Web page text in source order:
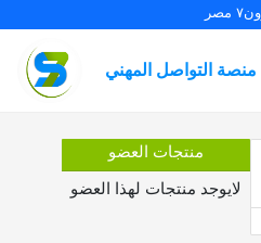
مصر
منصة التواصل المهني
منتجات العضو
لايوجد منتجات لهذا العضو